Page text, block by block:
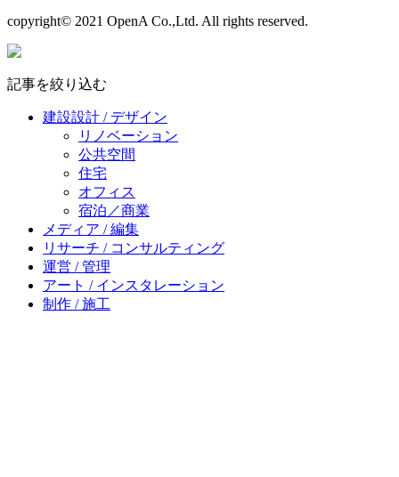
copyright© 2021 OpenA Co.,Ltd. All rights reserved.
記事を絞り込む
建設設計 / デザイン
リノベーション
公共空間
住宅
オフィス
宿泊／商業
メディア / 編集
リサーチ / コンサルティング
運営 / 管理
アート / インスタレーション
制作 / 施工